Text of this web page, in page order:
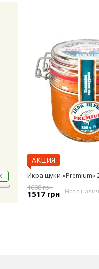
АКЦИЯ
Икра щуки «Premium»
1608 грн
1517 грн Нет в